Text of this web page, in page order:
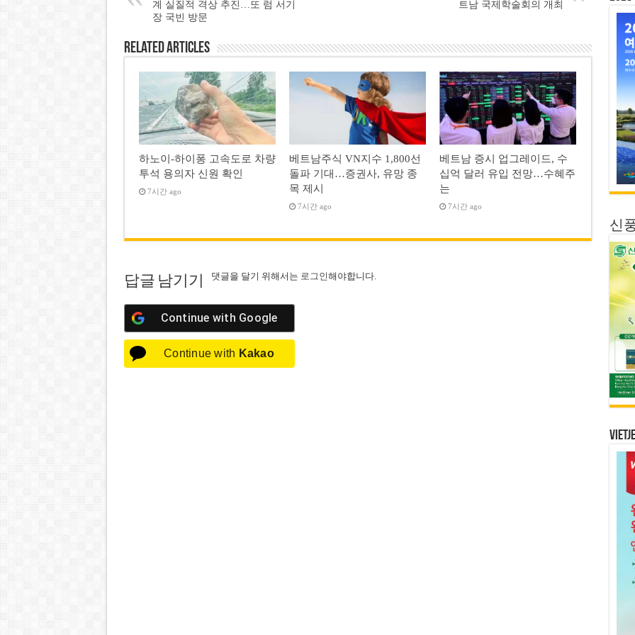
계 실질적 격상 추진…또 럼 서기
장 국빈 방문
트남 국제학술회의 개최
Related Articles
하노이-하이퐁 고속도로 차량
투석 용의자 신원 확인
7시간 ago
베트남주식 VN지수 1,800선
돌파 기대…증권사, 유망 종
목 제시
7시간 ago
베트남 증시 업그레이드, 수
십억 달러 유입 전망…수혜주
는
7시간 ago
답글 남기기 댓글을 달기 위해서는 로그인해야합니다.
Continue with Google
Continue with Kakao
신